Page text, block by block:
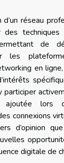
d’un réseau
des
de
les
en
participer
ajoutée lors
connexions
d’opinion
digitale de